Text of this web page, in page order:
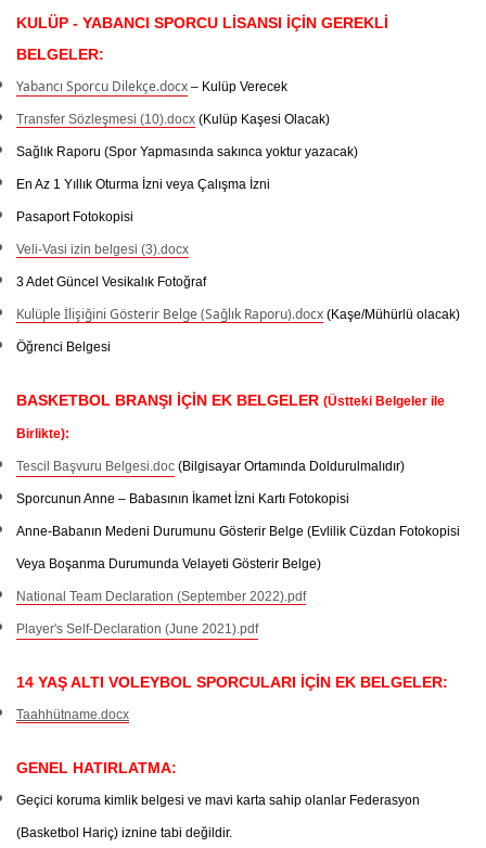
KULÜP - YABANCI SPORCU LİSANSI İÇİN GEREKLİ
BELGELER:
Yabancı Sporcu Dilekçe.docx – Kulüp Verecek
Transfer Sözleşmesi (10).docx (Kulüp Kaşesi Olacak)
Sağlık Raporu (Spor Yapmasında sakınca yoktur yazacak)
En Az 1 Yıllık Oturma İzni veya Çalışma İzni
Pasaport Fotokopisi
Veli-Vasi izin belgesi (3).docx
3 Adet Güncel Vesikalık Fotoğraf
Kulüple İlişiğini Gösterir Belge (Sağlık Raporu).docx (Kaşe/Mühürlü olacak)
Öğrenci Belgesi
BASKETBOL BRANŞI İÇİN EK BELGELER (Üstteki Belgeler ile
Birlikte):
Tescil Başvuru Belgesi.doc (Bilgisayar Ortamında Doldurulmalıdır)
Sporcunun Anne – Babasının İkamet İzni Kartı Fotokopisi
Anne-Babanın Medeni Durumunu Gösterir Belge (Evlilik Cüzdan Fotokopisi
Veya Boşanma Durumunda Velayeti Gösterir Belge)
National Team Declaration (September 2022).pdf
Player's Self-Declaration (June 2021).pdf
14 YAŞ ALTI VOLEYBOL SPORCULARI İÇİN EK BELGELER:
Taahhütname.docx
GENEL HATIRLATMA:
Geçici koruma kimlik belgesi ve mavi karta sahip olanlar Federasyon
(Basketbol Hariç) iznine tabi değildir.